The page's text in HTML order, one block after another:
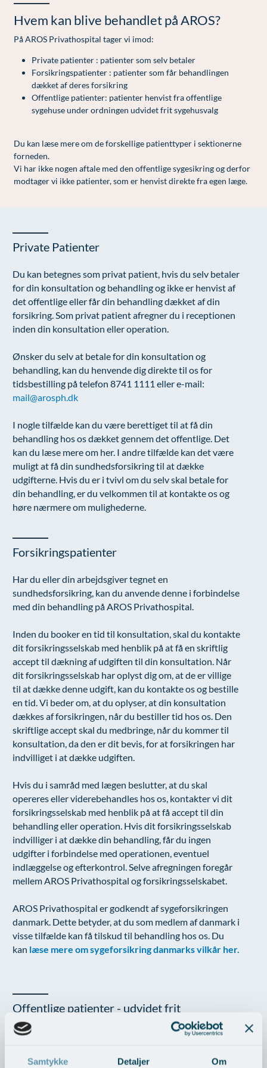
Samtykke Detaljer Om
Mave-tarm kirurgi
Menopause- og hormonterapi
Neurologi (hjerne-nervesygdomme)
Onkologi (kræftsygdomme)
Reumatologi (gigtsygdomme)
Svedproblemer
Øre-næse-hals
Uønsket hårvækst
Hårtab
Aldersprægede håndrygge
Kropsforyngelse og opstramning
Mandlig genitalområde - forskønnelse
Kosmetisk Plastikkirurgi
Modelopskrivning
Plasmaprodukter i æstetisk, kosmetisk og anti-
aging medicin
Prisliste
Skriv dig op
Hvem kan blive behandlet på AROS?
På AROS Privathospital tager vi imod:
Private patienter : patienter som selv betaler
Forsikringspatienter : patienter som får behandlingen
dækket af deres forsikring
Offentlige patienter: patienter henvist fra offentlige
sygehuse under ordningen udvidet frit sygehusvalg
Du kan læse mere om de forskellige patienttyper i sektionerne
forneden.
Vi har ikke nogen aftale med den offentlige sygesikring og derfor
modtager vi ikke patienter, som er henvist direkte fra egen læge.
Private Patienter
Du kan betegnes som privat patient, hvis du selv betaler
for din konsultation og behandling og ikke er henvist af
det offentlige eller får din behandling dækket af din
forsikring. Som privat patient afregner du i receptionen
inden din konsultation eller operation.
Ønsker du selv at betale for din konsultation og
behandling, kan du henvende dig direkte til os for
tidsbestilling på telefon 8741 1111 eller e-mail:
mail@arosph.dk
I nogle tilfælde kan du være berettiget til at få din
behandling hos os dækket gennem det offentlige. Det
kan du læse mere om her. I andre tilfælde kan det være
muligt at få din sundhedsforsikring til at dække
udgifterne. Hvis du er i tvivl om du selv skal betale for
din behandling, er du velkommen til at kontakte os og
høre nærmere om mulighederne.
Forsikringspatienter
Har du eller din arbejdsgiver tegnet en
sundhedsforsikring, kan du anvende denne i forbindelse
med din behandling på AROS Privathospital.
Inden du booker en tid til konsultation, skal du kontakte
dit forsikringsselskab med henblik på at få en skriftlig
accept til dækning af udgiften til din konsultation. Når
dit forsikringsselskab har oplyst dig om, at de er villige
til at dække denne udgift, kan du kontakte os og bestille
en tid. Vi beder om, at du oplyser, at din konsultation
dækkes af forsikringen, når du bestiller tid hos os. Den
skriftlige accept skal du medbringe, når du kommer til
konsultation, da den er dit bevis, for at forsikringen har
indvilliget i at dække udgiften.
Hvis du i samråd med lægen beslutter, at du skal
opereres eller viderebehandles hos os, kontakter vi dit
forsikringsselskab med henblik på at få accept til din
behandling eller operation. Hvis dit forsikringsselskab
indvilliger i at dække din behandling, får du ingen
udgifter i forbindelse med operationen, eventuel
indlæggelse og efterkontrol. Selve afregningen foregår
mellem AROS Privathospital og forsikringsselskabet.
AROS Privathospital er godkendt af sygeforsikringen
danmark. Dette betyder, at du som medlem af danmark i
visse tilfælde kan få tilskud til behandling hos os. Du
kan læse mere om sygeforsikring danmarks vilkår her.
Offentlige patienter - udvidet frit
sygehusvalg
Alle patienter, hvor ventetiden på behandling på et